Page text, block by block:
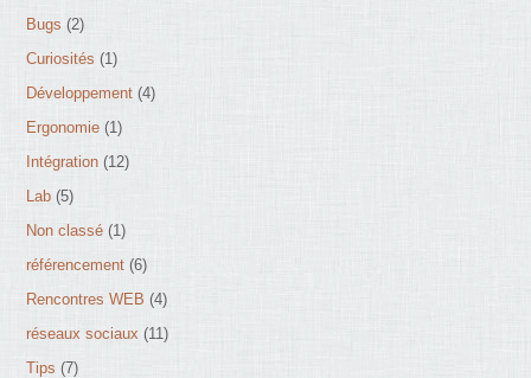
Bugs (2)
Curiosités (1)
Développement (4)
Ergonomie (1)
Intégration (12)
Lab (5)
Non classé (1)
référencement (6)
Rencontres WEB (4)
réseaux sociaux (11)
Tips (7)